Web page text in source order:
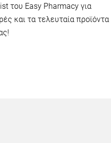
του Easy Pharmacy για
και τα τελευταία προϊόντα